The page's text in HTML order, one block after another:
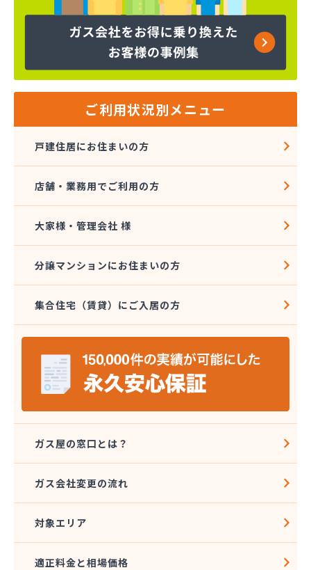
株式会社玉名商会
株式会社九州エネルギー協同管理
株式会社九州高圧容器検査所
株式会社熊本石油玉名充填所
株式会社古屋産業
株式会社城南ガス
株式会社人吉石油 本社・ガス部・人吉西給油所
株式会社翠松園G.G
株式会社竹本商会
株式会社島津商会
株式会社南九州マルヰガス
株式会社八代協同ガス配送センター
株式会社野田住宅産業
関本プロパン商店
岩崎プロパン
岩谷産業株式会社 エネルギー熊本支店
吉田屋商店
吉武産業株式会社
宮本利一プロパン店
橋口商店
玉名LPガス保安センター
玉名プロパン販売所
玉名団地プロパン株式会社
ご利用状況別メニュー
戸建住居にお住まいの方
店舗・業務用でご利用の方
大家様・管理会社 様
分譲マンションにお住まいの方
集合住宅（賃貸）にご入居の方
ガス屋の窓口とは？
ガス会社変更の流れ
対象エリア
適正料金と相場価格